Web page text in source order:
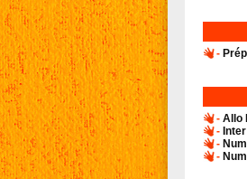
-
- Allo
-
-
-